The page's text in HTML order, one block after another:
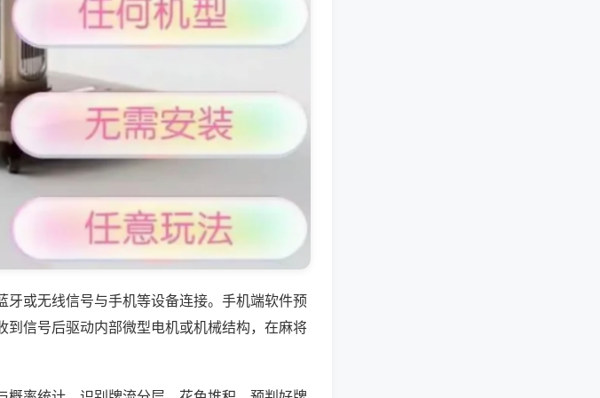
或无线信号与手机等设备连接。手机端软件预
信号后驱动内部微型电机或机械结构，在麻将